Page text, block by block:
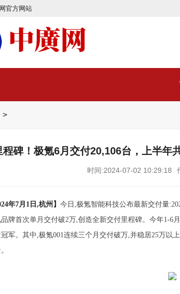
官方网站
>
程碑！极氪6月交付20,106台，上半年
时间:2024-07-02 10:29:18
年7月1日,杭州】 今日,极氪智能科技公布最新交付量
牌首次单月交付破2万,创造全新交付里程碑。今年1-6
军。其中,极氪001连续三个月交付破万,并稳居25万以